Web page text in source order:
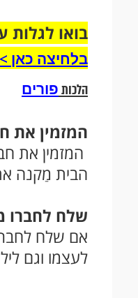
בואו לגלות
בלחיצה כאן
הלכותפורים
המזמין את
המזמין את
הבית מַקנה
שלח לחברו
אם שלח
לעצמו וגם